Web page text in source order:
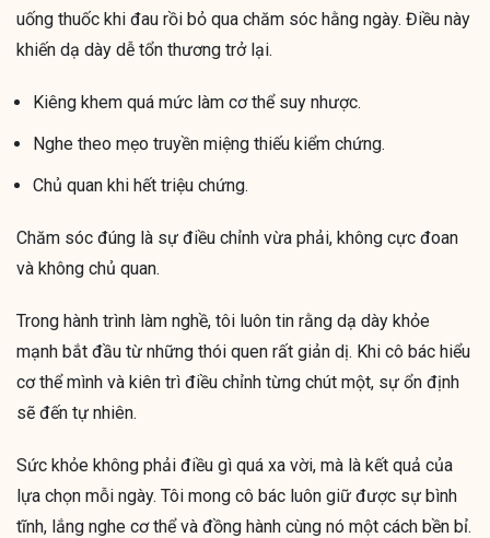
uống thuốc khi đau rồi bỏ qua chăm sóc hằng ngày. Điều này
khiến dạ dày dễ tổn thương trở lại.
Kiêng khem quá mức làm cơ thể suy nhược.
Nghe theo mẹo truyền miệng thiếu kiểm chứng.
Chủ quan khi hết triệu chứng.
Chăm sóc đúng là sự điều chỉnh vừa phải, không cực đoan
và không chủ quan.
Trong hành trình làm nghề, tôi luôn tin rằng dạ dày khỏe
mạnh bắt đầu từ những thói quen rất giản dị. Khi cô bác hiểu
cơ thể mình và kiên trì điều chỉnh từng chút một, sự ổn định
sẽ đến tự nhiên.
Sức khỏe không phải điều gì quá xa vời, mà là kết quả của
lựa chọn mỗi ngày. Tôi mong cô bác luôn giữ được sự bình
tĩnh, lắng nghe cơ thể và đồng hành cùng nó một cách bền bỉ.